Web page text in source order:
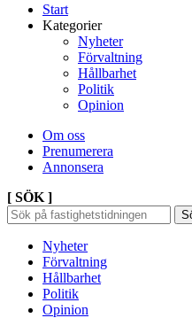
Start
Kategorier
Nyheter
Förvaltning
Hållbarhet
Politik
Opinion
Om oss
Prenumerera
Annonsera
[ SÖK ]
Sök
efter:
Nyheter
Förvaltning
Hållbarhet
Politik
Opinion